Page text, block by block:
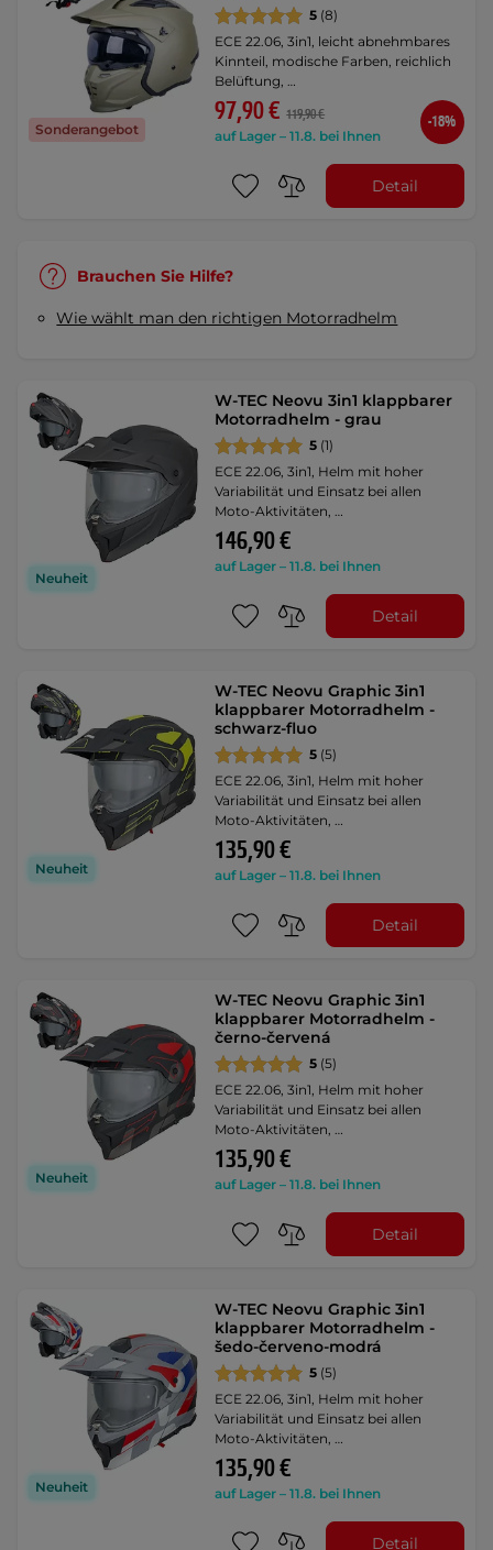
Sonderangebot
5 (8)
ECE 22.06, 3in1, leicht abnehmbares
Kinnteil, modische Farben, reichlich
Belüftung, …
97,90 € 119,90 €
auf Lager – 11.8. bei Ihnen
-18%
Detail
Brauchen Sie Hilfe?
Wie wählt man den richtigen Motorradhelm
Neuheit
W-TEC Neovu 3in1 klappbarer
Motorradhelm - grau
5 (1)
ECE 22.06, 3in1, Helm mit hoher
Variabilität und Einsatz bei allen
Moto-Aktivitäten, …
146,90 €
auf Lager – 11.8. bei Ihnen
Detail
Neuheit
W-TEC Neovu Graphic 3in1
klappbarer Motorradhelm -
schwarz-fluo
5 (5)
ECE 22.06, 3in1, Helm mit hoher
Variabilität und Einsatz bei allen
Moto-Aktivitäten, …
135,90 €
auf Lager – 11.8. bei Ihnen
Detail
Neuheit
W-TEC Neovu Graphic 3in1
klappbarer Motorradhelm -
černo-červená
5 (5)
ECE 22.06, 3in1, Helm mit hoher
Variabilität und Einsatz bei allen
Moto-Aktivitäten, …
135,90 €
auf Lager – 11.8. bei Ihnen
Detail
Neuheit
W-TEC Neovu Graphic 3in1
klappbarer Motorradhelm -
šedo-červeno-modrá
5 (5)
ECE 22.06, 3in1, Helm mit hoher
Variabilität und Einsatz bei allen
Moto-Aktivitäten, …
135,90 €
auf Lager – 11.8. bei Ihnen
Detail